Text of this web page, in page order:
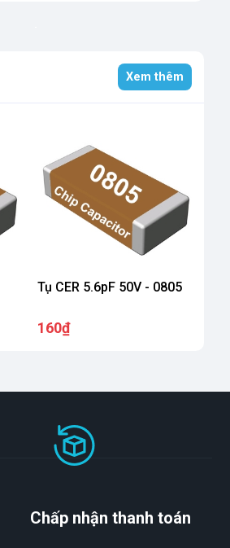
Xem thêm
Tụ CER 5.6pF 50V - 0805
160₫
Chấp nhận thanh toán